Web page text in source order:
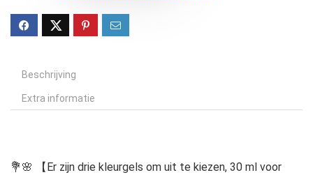
Beschrijving
Extra informatie
💐🌸 【Er zijn drie kleurgels om uit te kiezen, 30 ml voor